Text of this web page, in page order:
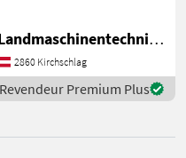
9900 mm
Achs
Zug
Landmaschinentechnik Pichler GmbH
2860 Kirchschlag
Revendeur Premium Plus